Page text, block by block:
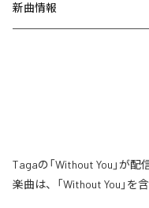
新曲情報
Tagaの「Without You」が
楽曲は、「Without You」を